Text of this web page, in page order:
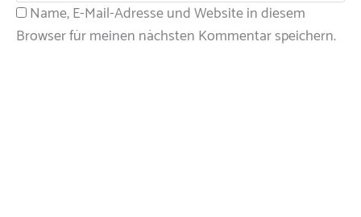
Name, E-Mail-Adresse und Website in diesem
Browser für meinen nächsten Kommentar speichern.